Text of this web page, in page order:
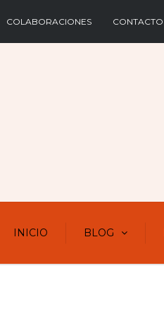
COLABORACIONES CONTACTO
INICIO BLOG